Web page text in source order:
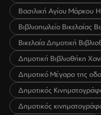
Βασιλική Αγίου Μάρκου
Βιβλιοπωλείο Βικελαίας
Βικελαία Δημοτική
Δημοτική Βιβλιοθήκη
Δημοτικό Μέγαρο της
Δημοτικός
Δημοτικός